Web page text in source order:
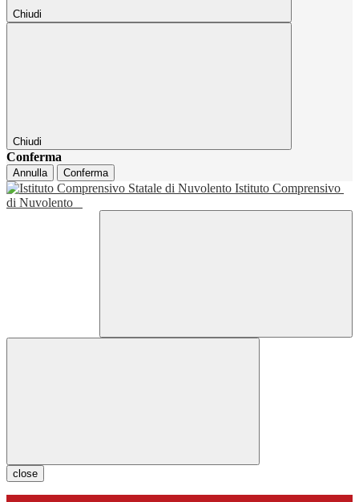
Chiudi
Chiudi
Conferma
Annulla Conferma
Istituto Comprensivo
di Nuvolento
close